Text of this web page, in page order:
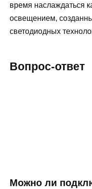
время наслаждаться
освещением,
светодиодных
Вопрос-ответ
Можно ли